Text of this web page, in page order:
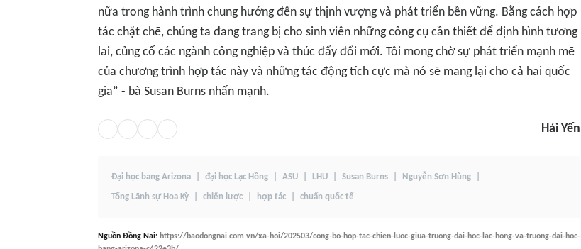
nữa trong hành trình chung hướng đến sự thịnh vượng và phát triển bền vững. Bằng cách hợp
tác chặt chẽ, chúng ta đang trang bị cho sinh viên những công cụ cần thiết để định hình tương
lai, củng cố các ngành công nghiệp và thúc đẩy đổi mới. Tôi mong chờ sự phát triển mạnh mẽ
của chương trình hợp tác này và những tác động tích cực mà nó sẽ mang lại cho cả hai quốc
gia” - bà Susan Burns nhấn mạnh.
Hải Yến
Đại học bang Arizona đại học Lạc Hồng ASU LHU Susan Burns Nguyễn Sơn Hùng
Tổng Lãnh sự Hoa Kỳ chiến lược hợp tác chuẩn quốc tế
Nguồn Đồng Nai: https://baodongnai.com.vn/xa-hoi/202503/cong-bo-hop-tac-chien-luoc-giua-truong-dai-hoc-lac-hong-va-truong-dai-hoc-